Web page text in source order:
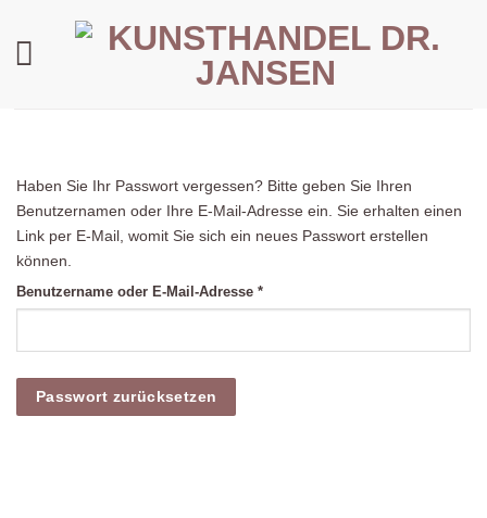
springen
Haben Sie Ihr Passwort vergessen? Bitte geben Sie Ihren
Benutzernamen oder Ihre E-Mail-Adresse ein. Sie erhalten einen
Link per E-Mail, womit Sie sich ein neues Passwort erstellen
können.
Benutzername oder E-Mail-Adresse *Erforderlich
Passwort zurücksetzen